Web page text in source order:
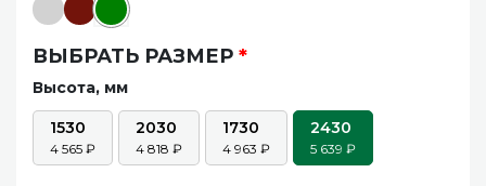
ВЫБРАТЬ РАЗМЕР *
Высота, мм
1530
4 565
2030
4 818
1730
4 963
2430
5 639